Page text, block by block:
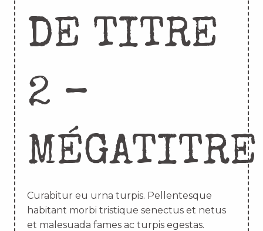
DE TITRE
2 –
MÉGATITRE
Curabitur eu urna turpis. Pellentesque
habitant morbi tristique senectus et netus
et malesuada fames ac turpis egestas.